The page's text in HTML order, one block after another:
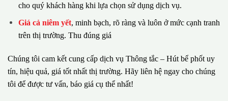
cho quý khách hàng khi lựa chọn sử dụng dịch vụ.
Giá cả niêm yết, minh bạch, rõ ràng và luôn ở mức cạnh tranh
trên thị trường. Thu đúng giá
Chúng tôi cam kết cung cấp dịch vụ Thông tắc – Hút bể phốt uy
tín, hiệu quả, giá tốt nhất thị trường. Hãy liên hệ ngay cho chúng
tôi để được tư vấn, báo giá cụ thể nhất!